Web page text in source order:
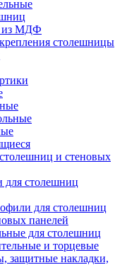
из МДФ
столешницы
и стеновых
столешниц
для столешниц
панелей
для столешниц
и торцевые
защитные накладки,